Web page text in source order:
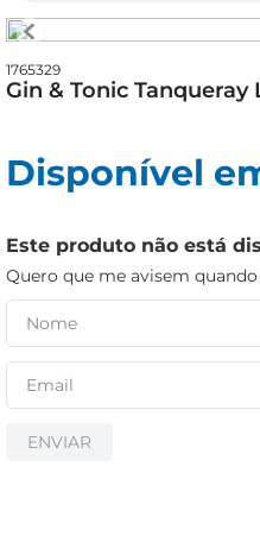
1765329
Gin & Tonic
Disponível
Este produto não está
Quero que me avisem
ENVIAR
leite
queijo
azeite
papel higiênico
cerveja